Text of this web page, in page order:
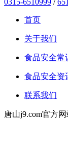
0315-6510999 /
首页
关于我们
食品安全常
食品安全资
联系我们
唐山j9.com官方